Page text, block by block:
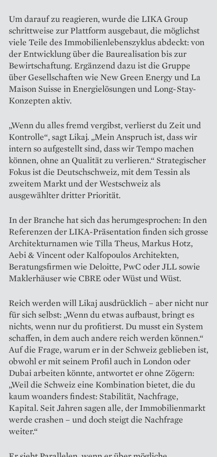
Um darauf zu reagieren, wurde die LIKA Group
schrittweise zur Plattform ausgebaut, die möglichst
viele Teile des Immobilienlebenszyklus abdeckt: von
der Entwicklung über die Baurealisation bis zur
Bewirtschaftung. Ergänzend dazu ist die Gruppe
über Gesellschaften wie New Green Energy und La
Maison Suisse in Energielösungen und Long-Stay-
Konzepten aktiv.
„Wenn du alles fremd vergibst, verlierst du Zeit und
Kontrolle“, sagt Likaj. „Mein Anspruch ist, dass wir
intern so aufgestellt sind, dass wir Tempo machen
können, ohne an Qualität zu verlieren.“ Strategischer
Fokus ist die Deutschschweiz, mit dem Tessin als
zweitem Markt und der Westschweiz als
ausgewählter dritter Priorität.
In der Branche hat sich das herumgesprochen: In den
Referenzen der LIKA-Präsentation finden sich grosse
Architekturnamen wie Tilla Theus, Markus Hotz,
Aebi & Vincent oder Kalfopoulos Architekten,
Beratungsfirmen wie Deloitte, PwC oder JLL sowie
Maklerhäuser wie CBRE oder Wüst und Wüst.
Reich werden will Likaj ausdrücklich – aber nicht nur
für sich selbst: „Wenn du etwas aufbaust, bringt es
nichts, wenn nur du profitierst. Du musst ein System
schaffen, in dem auch andere reich werden können.“
Auf die Frage, warum er in der Schweiz geblieben ist,
obwohl er mit seinem Profil auch in London oder
Dubai arbeiten könnte, antwortet er ohne Zögern:
„Weil die Schweiz eine Kombination bietet, die du
kaum woanders findest: Stabilität, Nachfrage,
Kapital. Seit Jahren sagen alle, der Immobilienmarkt
werde crashen – und doch steigt die Nachfrage
weiter.“